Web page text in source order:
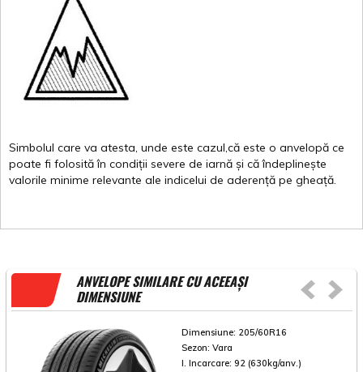
Simbolul care va atesta, unde este cazul,că este o anvelopă ce
poate fi folosită în condiții severe de iarnă și că îndeplinește
valorile minime relevante ale indicelui de aderență pe gheață.
ANVELOPE SIMILARE CU ACEEAȘI
DIMENSIUNE
Dimensiune: 205/60R16
Sezon: Vara
I. Incarcare: 92 (630kg/anv.)